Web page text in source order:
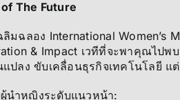
The Future
ลิมฉลอง International Women’s
& Impact เวทีที่จะพาคุณไปพ
แปลง ขับเคลื่อนธุรกิจเทคโนโลยี
นำหญิงระดับแนวหน้า: